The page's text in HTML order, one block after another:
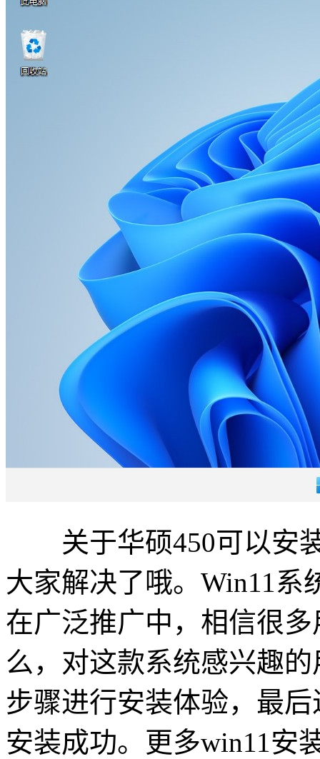
关于华硕450可以安装
大家解决了哦。Win11系
在广泛推广中，相信很
么，对这款系统感兴趣
步骤进行安装体验，最
安装成功。更多win11安